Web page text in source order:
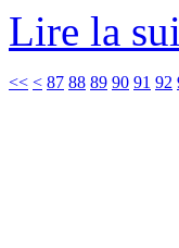
Lire la
<< < 87 88 89 90 91 92